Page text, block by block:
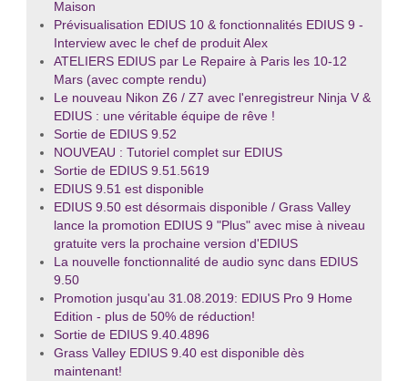
Maison
Prévisualisation EDIUS 10 & fonctionnalités EDIUS 9 -
Interview avec le chef de produit Alex
ATELIERS EDIUS par Le Repaire à Paris les 10-12
Mars (avec compte rendu)
Le nouveau Nikon Z6 / Z7 avec l'enregistreur Ninja V &
EDIUS : une véritable équipe de rêve !
Sortie de EDIUS 9.52
NOUVEAU : Tutoriel complet sur EDIUS
Sortie de EDIUS 9.51.5619
EDIUS 9.51 est disponible
EDIUS 9.50 est désormais disponible / Grass Valley
lance la promotion EDIUS 9 "Plus" avec mise à niveau
gratuite vers la prochaine version d'EDIUS
La nouvelle fonctionnalité de audio sync dans EDIUS
9.50
Promotion jusqu'au 31.08.2019: EDIUS Pro 9 Home
Edition - plus de 50% de réduction!
Sortie de EDIUS 9.40.4896
Grass Valley EDIUS 9.40 est disponible dès
maintenant!